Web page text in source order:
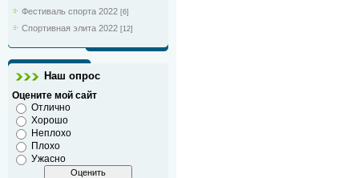
Фестиваль спорта 2022 [6]
Спортивная элита 2022 [12]
Наш опрос
Оцените мой сайт
Отлично
Хорошо
Неплохо
Плохо
Ужасно